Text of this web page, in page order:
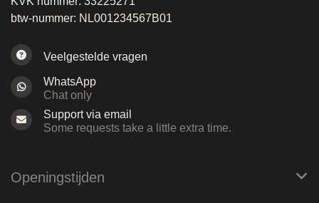
btw-nummer: NL001234567B01
Veelgestelde vragen
WhatsApp
Chat only
Support via email
Some requests take a little extra time.
Openingstijden